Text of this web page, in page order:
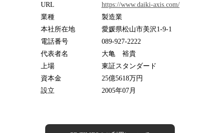
URL
https://www.daiki-axis.com/
業種
製造業
本社所在地
愛媛県松山市美沢1-9-1
電話番号
089-927-2222
代表者名
大亀 裕貴
上場
東証スタンダード
資本金
25億5618万円
設立
2005年07月